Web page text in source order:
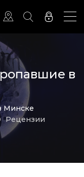
в
Минске
Рецензии